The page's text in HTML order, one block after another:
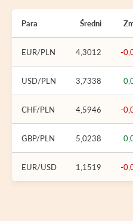
Para Średni
EUR/PLN 4,3012 -
USD/PLN 3,7338
CHF/PLN 4,5946 -
GBP/PLN 5,0238
EUR/USD 1,1519 -